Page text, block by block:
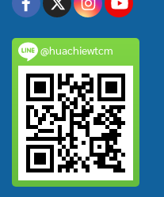
@huachiewtcm